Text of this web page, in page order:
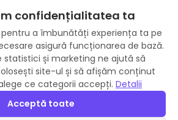
confidențialitatea ta
a îmbunătăți experiența ta pe
asigură funcționarea de bază.
statistici și marketing ne ajută să
site-ul și să afișăm conținut
ce categorii accepți. Detalii
Acceptă toate